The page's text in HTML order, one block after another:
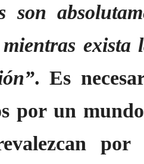
son
exista
. Es
por un